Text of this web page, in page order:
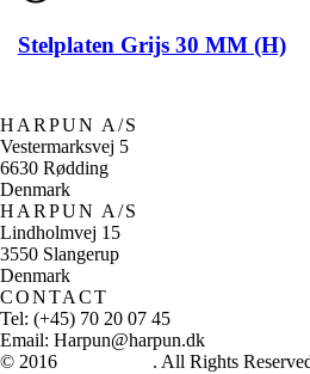
Stelplaten Grijs 30 MM (H)
HARPUN A/S
Vestermarksvej 5
6630 Rødding
Denmark
HARPUN A/S
Lindholmvej 15
3550 Slangerup
Denmark
CONTACT
Tel: (+45) 70 20 07 45
Email: Harpun@harpun.dk
© 2016
. All Rights